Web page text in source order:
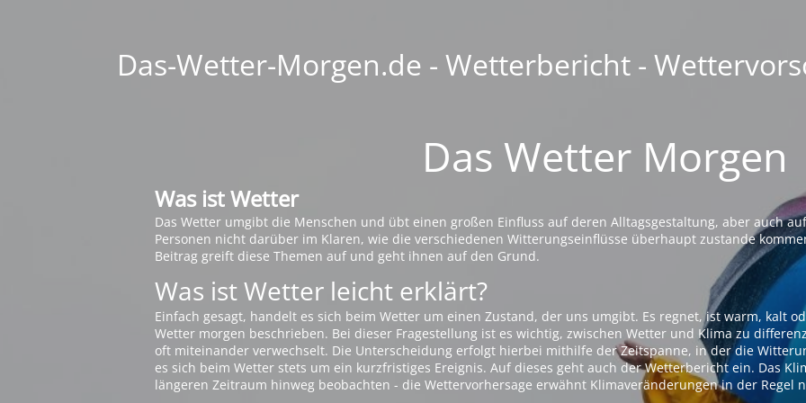
Das-Wetter-Morgen.de - Wetterbericht -
Das Wetter Morgen
Was ist Wetter
Das Wetter umgibt die Menschen und übt einen großen Einfluss auf deren Alltagsgestaltung, aber auch
Personen nicht darüber im Klaren, wie die verschiedenen Witterungseinflüsse überhaupt zustande
Beitrag greift diese Themen auf und geht ihnen auf den Grund.
Was ist Wetter leicht erklärt?
Einfach gesagt, handelt es sich beim Wetter um einen Zustand, der uns umgibt. Es regnet, ist warm, kalt
Wetter morgen beschrieben. Bei dieser Fragestellung ist es wichtig, zwischen Wetter und Klima zu
oft miteinander verwechselt. Die Unterscheidung erfolgt hierbei mithilfe der Zeitspanne, in der die
es sich beim Wetter stets um ein kurzfristiges Ereignis. Auf dieses geht auch der Wetterbericht ein. Das
längeren Zeitraum hinweg beobachten - die Wettervorhersage erwähnt Klimaveränderungen in der Regel